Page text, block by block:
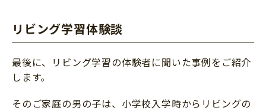
リビング学習体験談
最後に、リビング学習の体験者に聞いた事例をご紹介
します。
そのご家庭の男の子は、小学校入学時からリビングの